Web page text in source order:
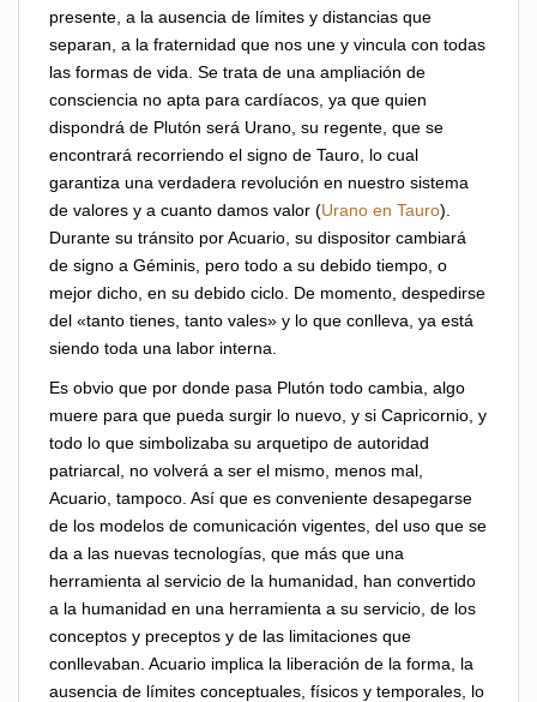
presente, a la ausencia de límites y distancias que
separan, a la fraternidad que nos une y vincula con todas
las formas de vida. Se trata de una ampliación de
consciencia no apta para cardíacos, ya que quien
dispondrá de Plutón será Urano, su regente, que se
encontrará recorriendo el signo de Tauro, lo cual
garantiza una verdadera revolución en nuestro sistema
de valores y a cuanto damos valor (Urano en Tauro).
Durante su tránsito por Acuario, su dispositor cambiará
de signo a Géminis, pero todo a su debido tiempo, o
mejor dicho, en su debido ciclo. De momento, despedirse
del «tanto tienes, tanto vales» y lo que conlleva, ya está
siendo toda una labor interna.
Es obvio que por donde pasa Plutón todo cambia, algo
muere para que pueda surgir lo nuevo, y si Capricornio, y
todo lo que simbolizaba su arquetipo de autoridad
patriarcal, no volverá a ser el mismo, menos mal,
Acuario, tampoco. Así que es conveniente desapegarse
de los modelos de comunicación vigentes, del uso que se
da a las nuevas tecnologías, que más que una
herramienta al servicio de la humanidad, han convertido
a la humanidad en una herramienta a su servicio, de los
conceptos y preceptos y de las limitaciones que
conllevaban. Acuario implica la liberación de la forma, la
ausencia de límites conceptuales, físicos y temporales, lo